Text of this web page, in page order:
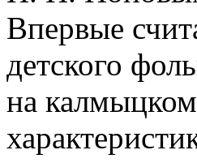
Впервые
детского
на